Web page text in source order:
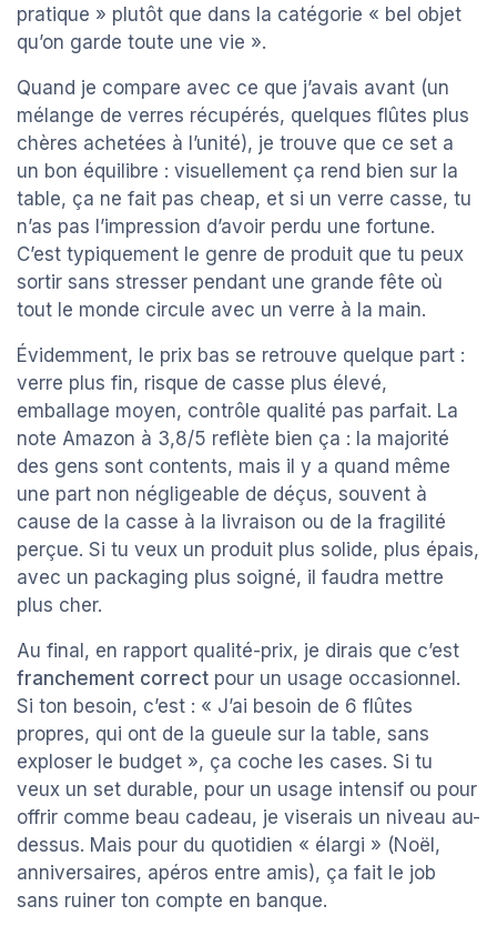
pratique » plutôt que dans la catégorie « bel objet
qu’on garde toute une vie ».
Quand je compare avec ce que j’avais avant (un
mélange de verres récupérés, quelques flûtes plus
chères achetées à l’unité), je trouve que ce set a
un bon équilibre : visuellement ça rend bien sur la
table, ça ne fait pas cheap, et si un verre casse, tu
n’as pas l’impression d’avoir perdu une fortune.
C’est typiquement le genre de produit que tu peux
sortir sans stresser pendant une grande fête où
tout le monde circule avec un verre à la main.
Évidemment, le prix bas se retrouve quelque part :
verre plus fin, risque de casse plus élevé,
emballage moyen, contrôle qualité pas parfait. La
note Amazon à 3,8/5 reflète bien ça : la majorité
des gens sont contents, mais il y a quand même
une part non négligeable de déçus, souvent à
cause de la casse à la livraison ou de la fragilité
perçue. Si tu veux un produit plus solide, plus épais,
avec un packaging plus soigné, il faudra mettre
plus cher.
Au final, en rapport qualité-prix, je dirais que c’est
franchement correct pour un usage occasionnel.
Si ton besoin, c’est : « J’ai besoin de 6 flûtes
propres, qui ont de la gueule sur la table, sans
exploser le budget », ça coche les cases. Si tu
veux un set durable, pour un usage intensif ou pour
offrir comme beau cadeau, je viserais un niveau au-
dessus. Mais pour du quotidien « élargi » (Noël,
anniversaires, apéros entre amis), ça fait le job
sans ruiner ton compte en banque.